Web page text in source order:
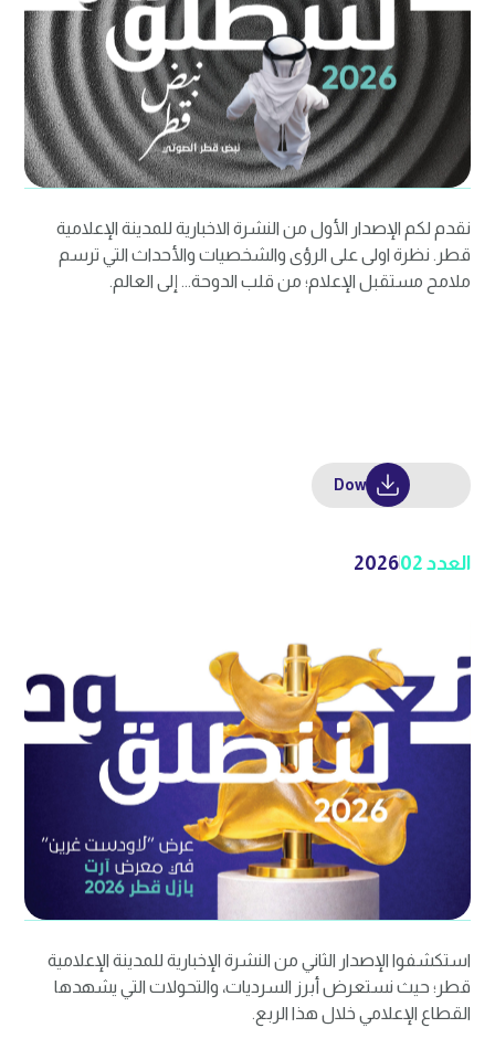
نقدم لكم الإصدار الأول من النشرة الاخبارية للمدينة الإعلامية
قطر. نظرة اولى على الرؤى والشخصيات والأحداث التي ترسم
ملامح مستقبل الإعلام؛ من قلب الدوحة... إلى العالم.
Download
العدد 02 2026
استكشفوا الإصدار الثاني من النشرة الإخبارية للمدينة الإعلامية
قطر؛ حيث نستعرض أبرز السرديات، والتحولات التي يشهدها
القطاع الإعلامي خلال هذا الربع.